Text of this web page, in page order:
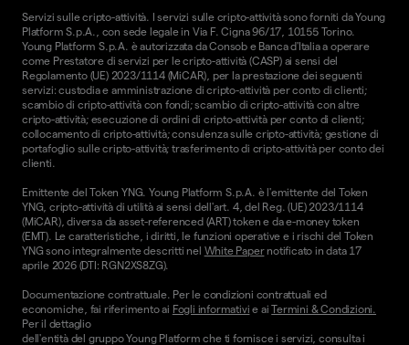
Servizi sulle cripto-attività. I servizi sulle cripto-attività sono forniti da Young
Platform S.p.A., con sede legale in Via F. Cigna 96/17, 10155 Torino.
Young Platform S.p.A. è autorizzata da Consob e Banca d'Italia a operare
come Prestatore di servizi per le cripto-attività (CASP) ai sensi del
Regolamento (UE) 2023/1114 (MiCAR), per la prestazione dei seguenti
servizi: custodia e amministrazione di cripto-attività per conto di clienti;
scambio di cripto-attività con fondi; scambio di cripto-attività con altre
cripto-attività; esecuzione di ordini di cripto-attività per conto di clienti;
collocamento di cripto-attività; consulenza sulle cripto-attività; gestione di
portafoglio sulle cripto-attività; trasferimento di cripto-attività per conto dei
clienti.
Emittente del Token YNG. Young Platform S.p.A. è l'emittente del Token
YNG, cripto-attività di utilità ai sensi dell'art. 4, del Reg. (UE) 2023/1114
(MiCAR), diversa da asset-referenced (ART) token e da e-money token
(EMT). Le caratteristiche, i diritti, le funzioni operative e i rischi del Token
YNG sono integralmente descritti nel White Papernotificato in data 17
aprile 2026 (DTI: RGN2XS8ZG).
Documentazione contrattuale. Per le condizioni contrattuali ed
economiche, fai riferimento ai Fogli informativi e aiTermini & Condizioni.
Per il dettaglio
dell'entità del gruppo Young Platform che ti fornisce i servizi, consulta i